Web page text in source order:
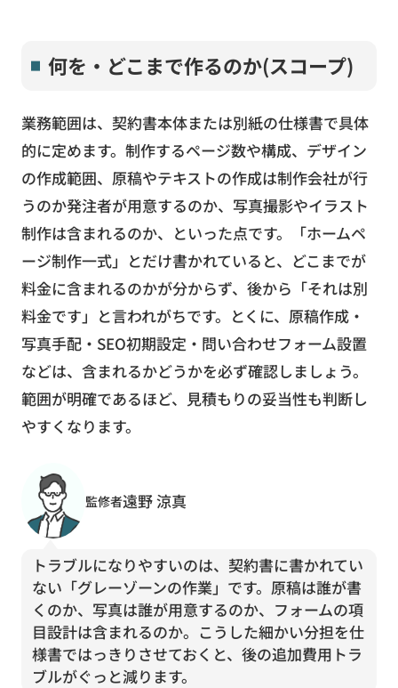
何を・どこまで作るのか(スコープ)
業務範囲は、契約書本体または別紙の仕様書で具体
的に定めます。制作するページ数や構成、デザイン
の作成範囲、原稿やテキストの作成は制作会社が行
うのか発注者が用意するのか、写真撮影やイラスト
制作は含まれるのか、といった点です。「ホームペ
ージ制作一式」とだけ書かれていると、どこまでが
料金に含まれるのかが分からず、後から「それは別
料金です」と言われがちです。とくに、原稿作成・
写真手配・SEO初期設定・問い合わせフォーム設置
などは、含まれるかどうかを必ず確認しましょう。
範囲が明確であるほど、見積もりの妥当性も判断し
やすくなります。
監修者遠野 涼真
トラブルになりやすいのは、契約書に書かれてい
ない「グレーゾーンの作業」です。原稿は誰が書
くのか、写真は誰が用意するのか、フォームの項
目設計は含まれるのか。こうした細かい分担を仕
様書ではっきりさせておくと、後の追加費用トラ
ブルがぐっと減ります。